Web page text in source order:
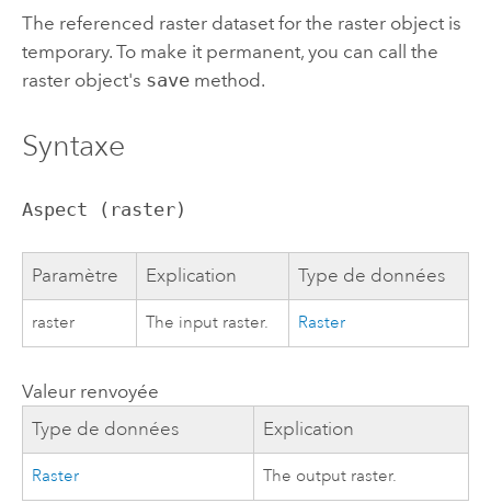
The referenced raster dataset for the raster object is
temporary. To make it permanent, you can call the
raster object's savemethod.
Syntaxe
Aspect (raster)
Paramètre Explication Type de données
raster The input raster. Raster
Valeur renvoyée
Type de données Explication
Raster The output raster.